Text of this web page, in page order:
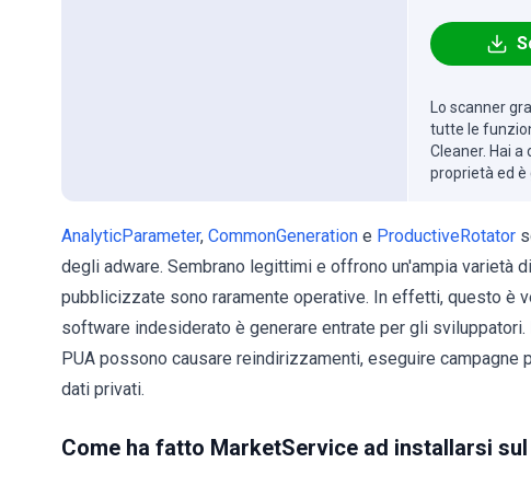
Lo scanner
tutte le
Cleaner. Hai
proprietà ed è
AnalyticParameter, CommonGeneration e ProductiveRotator
degli adware. Sembrano legittimi e offrono un'ampia varietà
pubblicizzate sono raramente operative. In effetti, questo è
software indesiderato è generare entrate per gli
PUA possono causare reindirizzamenti, eseguire
dati privati.
Come ha fatto MarketService ad installarsi